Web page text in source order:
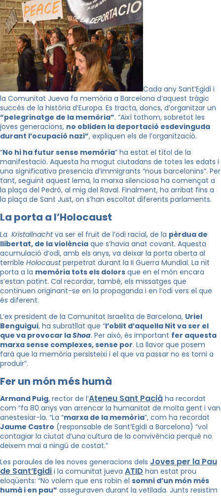
Cada any Sant’Egidi i
la Comunitat Jueva fa memòria a Barcelona d’aquest tràgic
succés de la història d’Europa. Es tracta, doncs, d’organitzar un
“pelegrinatge de la memòria”. “Així tothom, sobretot les
joves generacions, no obliden la deportació esdevinguda
durant l’ocupació nazi”, expliquen els de l’organització.
“No hi ha futur sense memòria” ha estat el títol de la
manifestació. Aquesta ha mogut ciutadans de totes les edats i
una significativa presencia d’immigrants “nous barcelonins”. Per
tant, seguint aquest lema, la marxa silenciosa ha començat a
la plaça del Pedró, al mig del Raval. Finalment, ha arribat fins a
la plaça de Sant Just, on s’han escoltat diferents parlaments.
La porta a l’Holocaust
La Kristallnachtva ser el fruit de l’odi racial, de la pèrdua de
llibertat, de la violència que s’havia anat covant. Aquesta
acumulació d’odi, amb els anys, va deixar la porta oberta al
terrible Holocaustperpetrat durant la II Guerra Mundial. La nit
porta a la memòria tots els dolors que en el món encara
s’estan patint. Cal recordar, també, els missatges que
continuen originant-se en la propaganda i en l’odi vers el que
és diferent.
L’ex president de la Comunitat Israelita de Barcelona, Uriel
Benguigui, ha subratllat que “l’oblit d’aquella Nit va ser el
que va provocar laShoa. Per això, és important fer aquesta
marxa sense complexes, sense por. La llavor que posem
farà que la memòria persisteixi i el que va passar no es torni a
produir”.
Fer un món més humà
Armand Puig, rector de l’Ateneu Sant Pacià ha recordat
com “fa 80 anys van arrencar la humanitat de molta gent i van
anestesiar-la. “La “marxa de la memòria”, com ha recordat
Jaume Castro (responsable de Sant’Egidi a Barcelona) “vol
contagiar la ciutat d’una cultura de la convivència perquè no
deixem mai a ningú de costat.”
Les paraules de les noves generacions dels Joves per la Pau
de Sant’Egidi i la comunitat jueva ATID han estat prou
eloqüents: “No volem que ens robin el somni d’un món més
humà i en pau” asseguraven durant la vetllada. Junts resistim